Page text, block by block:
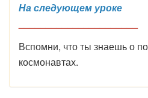
На следующем уроке
Вспомни, что ты знаешь о
космонавтах.